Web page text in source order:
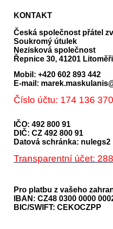
KONTAKT
Česká společnost přátel
Soukromý útulek
Nezisková společnost
Řepnice 30, 41201
Mobil: +420 602 893 442
E-mail:
Číslo účtu: 174 136
IČO: 492 800 91
DIČ: CZ 492 800 91
Datová schránka: nulegs2
Transparentní účet:
Pro platbu z vašeho
IBAN: CZ48 0300 0000
BIC/SWIFT: CEKOCZPP